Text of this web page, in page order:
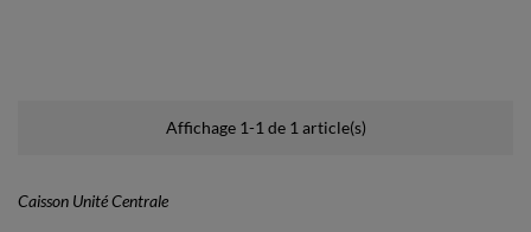
Affichage 1-1 de 1 article(s)
Caisson Unité Centrale